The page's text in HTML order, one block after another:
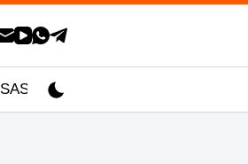
SASTRA